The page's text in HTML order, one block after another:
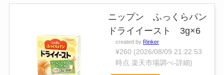
ニップン ふっくらパン
ドライイースト 3g×6
created by Rinker
¥260 (2026/08/09 21:22:53
時点 楽天市場調べ-詳細)